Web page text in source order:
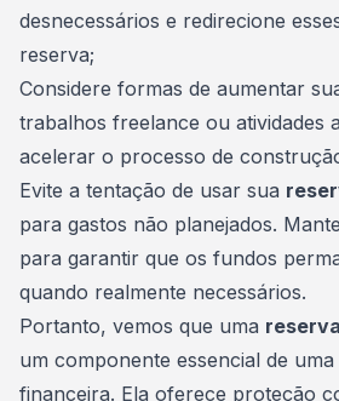
desnecessários e redirecione
reserva;
Considere formas de aumentar
trabalhos freelance ou atividades
acelerar o processo de
Evite a tentação de usar sua
para gastos não planejados.
para garantir que os fundos
quando realmente necessários.
Portanto, vemos que uma
um componente essencial de uma
financeira. Ela oferece proteção